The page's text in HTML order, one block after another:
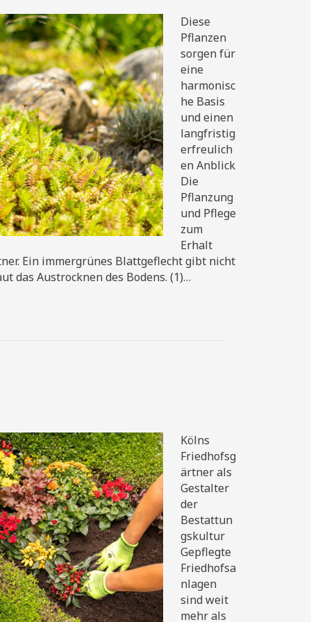
Diese
Pflanzen
sorgen für
eine
harmonisc
he Basis
und einen
langfristig
erfreulich
en Anblick
Die
Pflanzung
und Pflege
zum
Erhalt
Ein immergrünes Blattgeflecht gibt nicht
das Austrocknen des Bodens. (1)…
Kölns
Friedhofsg
ärtner als
Gestalter
der
Bestattun
gskultur
Gepflegte
Friedhofsa
nlagen
sind weit
mehr als